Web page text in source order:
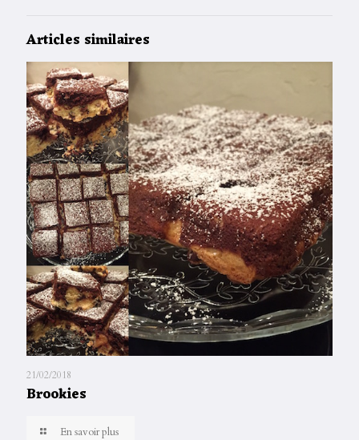
Articles similaires
21/02/2018
Brookies
En savoir plus